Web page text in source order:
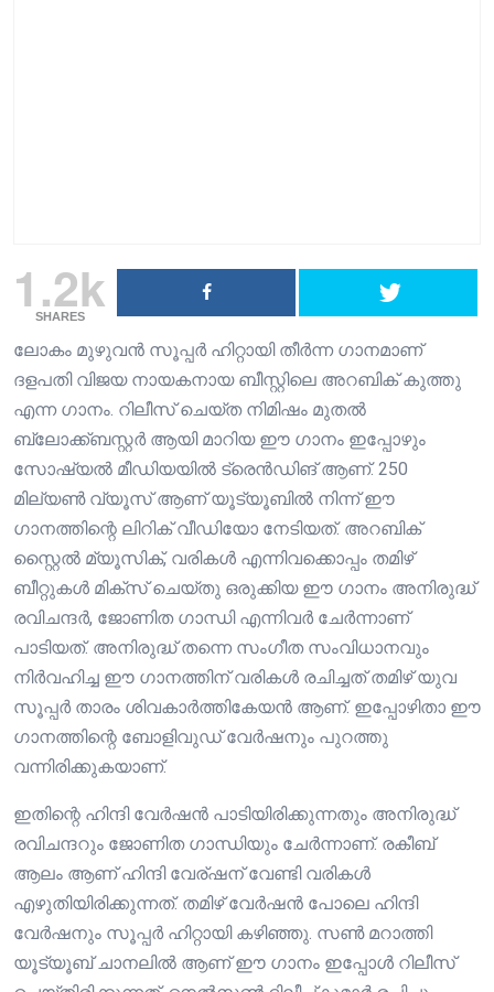
1.2k
SHARES
ലോകം മുഴുവൻ സൂപ്പർ ഹിറ്റായി തീർന്ന ഗാനമാണ്
ദളപതി വിജയ നായകനായ ബീസ്റ്റിലെ അറബിക് കുത്തു
എന്ന ഗാനം. റിലീസ് ചെയ്ത നിമിഷം മുതൽ
ബ്ലോക്ക്ബസ്റ്റർ ആയി മാറിയ ഈ ഗാനം ഇപ്പോഴും
സോഷ്യൽ മീഡിയയിൽ ട്രെൻഡിങ് ആണ്. 250
മില്യൺ വ്യൂസ് ആണ് യൂട്യൂബിൽ നിന്ന് ഈ
ഗാനത്തിന്റെ ലിറിക് വീഡിയോ നേടിയത്‌. അറബിക്
സ്റ്റൈൽ മ്യൂസിക്, വരികൾ എന്നിവക്കൊപ്പം തമിഴ്
ബീറ്റുകൾ മിക്സ് ചെയ്തു ഒരുക്കിയ ഈ ഗാനം അനിരുദ്ധ്
രവിചന്ദർ, ജോണിത ഗാന്ധി എന്നിവർ ചേർന്നാണ്
പാടിയത്. അനിരുദ്ധ് തന്നെ സംഗീത സംവിധാനവും
നിർവഹിച്ച ഈ ഗാനത്തിന് വരികൾ രചിച്ചത് തമിഴ് യുവ
സൂപ്പർ താരം ശിവകാർത്തികേയൻ ആണ്. ഇപ്പോഴിതാ ഈ
ഗാനത്തിന്റെ ബോളിവുഡ് വേർഷനും പുറത്തു
വന്നിരിക്കുകയാണ്.
ഇതിന്റെ ഹിന്ദി വേർഷൻ പാടിയിരിക്കുന്നതും അനിരുദ്ധ്
രവിചന്ദറും ജോണിത ഗാന്ധിയും ചേർന്നാണ്. രകീബ്
ആലം ആണ് ഹിന്ദി വേര്ഷന് വേണ്ടി വരികൾ
എഴുതിയിരിക്കുന്നത്. തമിഴ് വേർഷൻ പോലെ ഹിന്ദി
വേർഷനും സൂപ്പർ ഹിറ്റായി കഴിഞ്ഞു. സൺ മറാത്തി
യൂട്യൂബ് ചാനലിൽ ആണ് ഈ ഗാനം ഇപ്പോൾ റിലീസ്